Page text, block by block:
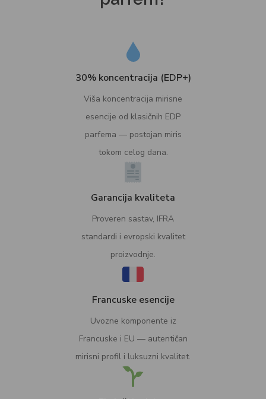
30% koncentracija (EDP+)
Viša koncentracija mirisne
esencije od klasičnih EDP
parfema — postojan miris
tokom celog dana.
Garancija kvaliteta
Proveren sastav, IFRA
standardi i evropski kvalitet
proizvodnje.
Francuske esencije
Uvozne komponente iz
Francuske i EU — autentičan
mirisni profil i luksuzni kvalitet.